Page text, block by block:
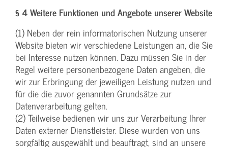
§ 4 Weitere Funktionen und Angebote unserer Website
(1) Neben der rein informatorischen Nutzung unserer
Website bieten wir verschiedene Leistungen an, die Sie
bei Interesse nutzen können. Dazu müssen Sie in der
Regel weitere personenbezogene Daten angeben, die
wir zur Erbringung der jeweiligen Leistung nutzen und
für die die zuvor genannten Grundsätze zur
Datenverarbeitung gelten.
(2) Teilweise bedienen wir uns zur Verarbeitung Ihrer
Daten externer Dienstleister. Diese wurden von uns
sorgfältig ausgewählt und beauftragt, sind an unsere